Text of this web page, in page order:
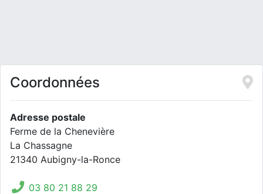
Coordonnées
Adresse postale
Ferme de la Chenevière
La Chassagne
21340 Aubigny-la-Ronce
03 80 21 88 29